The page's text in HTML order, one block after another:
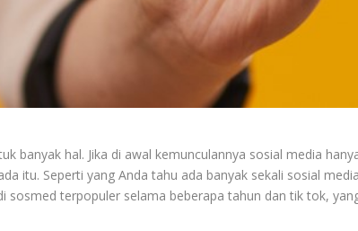
banyak hal. Jika di awal kemunculannya sosial media
itu. Seperti yang Anda tahu ada banyak sekali sosial
sosmed terpopuler selama beberapa tahun dan tik tok,